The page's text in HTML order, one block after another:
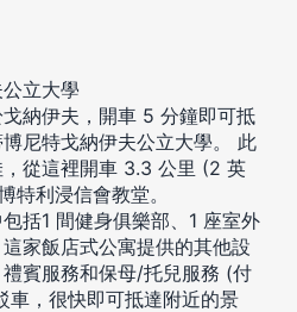
立大學
納伊夫，開車 5 分鐘即可抵
尼特戈納伊夫公立大學。 此
從這裡開車 3.3 公里 (2 英
特利浸信會教堂。
括1 間健身俱樂部、1 座室外
家飯店式公寓提供的其他設
賓服務和保母/托兒服務 (付
車，很快即可抵達附近的景